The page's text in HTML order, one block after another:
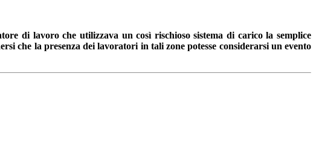
di lavoro che utilizzava un così rischioso sistema di carico la semplice
che la presenza dei lavoratori in tali zone potesse considerarsi un evento